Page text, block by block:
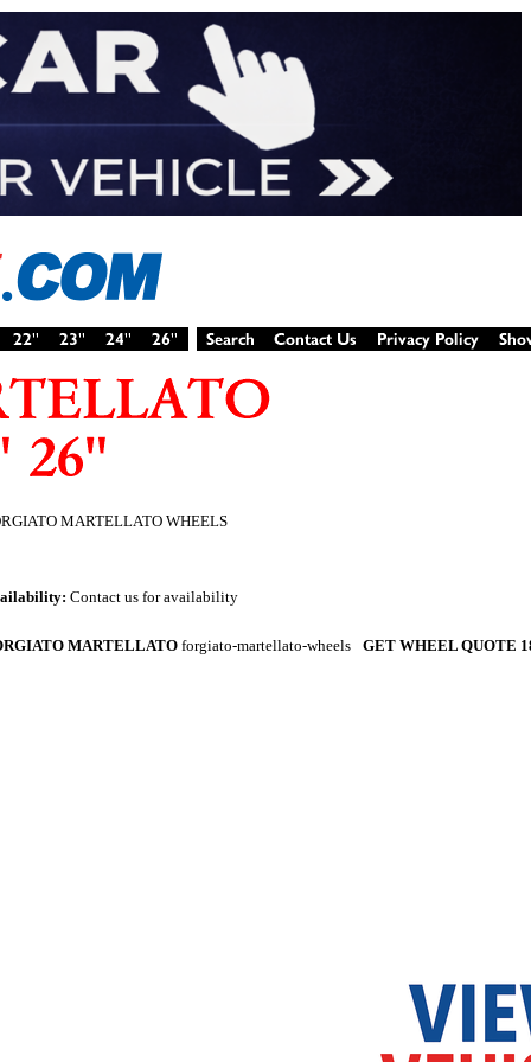
MARTELLATO WHEELS
Contact us for availability
MARTELLATO forgiato-martellato-wheels GET WHEEL QUOTE